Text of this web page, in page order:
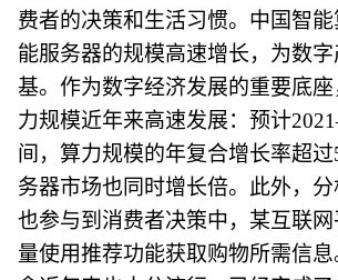
费者的决策和生活习惯。中国智
能服务器的规模高速增长，为数
基。作为数字经济发展的重要底
力规模近年来高速发展：预计
间，算力规模的年复合增长率超
务器市场也同时增长倍。此外，
也参与到消费者决策中，某互联
量使用推荐功能获取购物所需信